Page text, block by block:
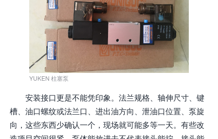
YUKEN 柱塞泵
安装接口更是不能凭印象。法兰规格、轴伸尺寸、键
槽、油口螺纹或法兰口、进出油方向、泄油口位置、泵旋
向，这些东西少确认一个，现场就可能多等一天。有些改